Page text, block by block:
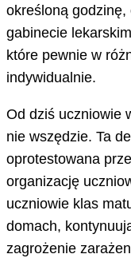
określoną
gabinecie
które pewnie w
indywidualnie.
Od dziś uczniowie
nie wszędzie. Ta
oprotestowana
organizację
uczniowie klas
domach,
zagrożenie